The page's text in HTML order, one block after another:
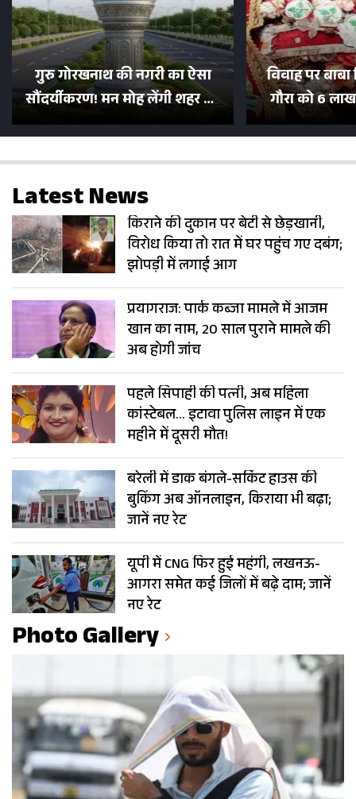
गुरु गोरखनाथ की नगरी का ऐसा
सौंदर्यीकरण! मन मोह लेंगी शहर की
सड़कें; देखें Photos
विवाह पर
गौरा को 6
500 भक्तों
Latest News
किराने की दुकान पर बेटी से छेड़खानी,
विरोध किया तो रात में घर पहुंच गए दबंग;
झोपड़ी में लगाई आग
प्रयागराज: पार्क कब्जा मामले में आजम
खान का नाम, 20 साल पुराने मामले की
अब होगी जांच
पहले सिपाही की पत्नी, अब महिला
कांस्टेबल… इटावा पुलिस लाइन में एक
महीने में दूसरी मौत!
बरेली में डाक बंगले-सर्किट हाउस की
बुकिंग अब ऑनलाइन, किराया भी बढ़ा;
जानें नए रेट
यूपी में CNG फिर हुई महंगी, लखनऊ-
आगरा समेत कई जिलों में बढ़े दाम; जानें
नए रेट
Photo Gallery